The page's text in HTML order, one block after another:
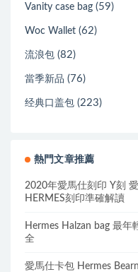
Vanity case bag (59)
Woc Wallet (62)
流浪包 (82)
當季新品 (76)
经典口盖包 (223)
熱門文章推薦
2020年愛馬仕刻印 Y刻
HERMES刻印準確解讀
Hermes Halzan bag 最
全
愛馬仕卡包 Hermes